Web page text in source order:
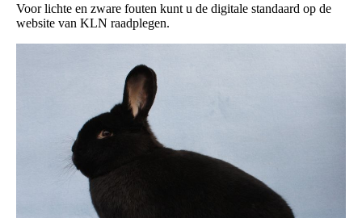
Voor lichte en zware fouten kunt u de digitale standaard op de
website van KLN raadplegen.